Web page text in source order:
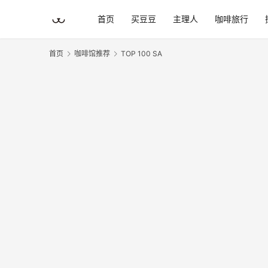
首页 买豆豆 主理人 咖啡旅行
首页 咖啡馆推荐 TOP 100 SA